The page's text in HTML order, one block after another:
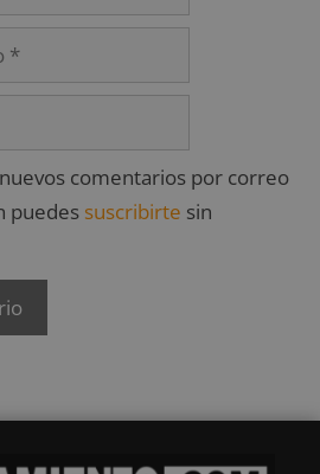
comentarios por correo
puedes suscribirte sin